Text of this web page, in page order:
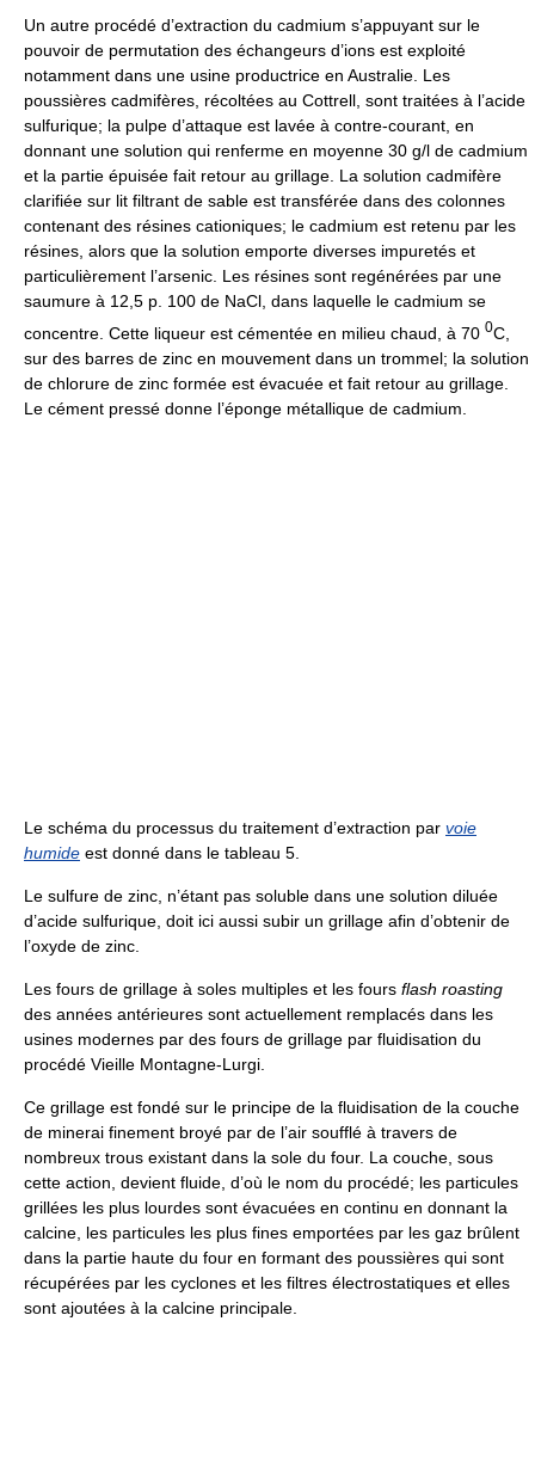
Un autre procédé d’extraction du cadmium s’appuyant sur le
pouvoir de permutation des échangeurs d’ions est exploité
notamment dans une usine productrice en Australie. Les
poussières cadmifères, récoltées au Cottrell, sont traitées à l’acide
sulfurique; la pulpe d’attaque est lavée à contre-courant, en
donnant une solution qui renferme en moyenne 30 g/l de cadmium
et la partie épuisée fait retour au grillage. La solution cadmifère
clarifiée sur lit filtrant de sable est transférée dans des colonnes
contenant des résines cationiques; le cadmium est retenu par les
résines, alors que la solution emporte diverses impuretés et
particulièrement l’arsenic. Les résines sont regénérées par une
saumure à 12,5 p. 100 de NaCl, dans laquelle le cadmium se
concentre. Cette liqueur est cémentée en milieu chaud, à 70 0C,
sur des barres de zinc en mouvement dans un trommel; la solution
de chlorure de zinc formée est évacuée et fait retour au grillage.
Le cément pressé donne l’éponge métallique de cadmium.
Le schéma du processus du traitement d’extraction par voie
humide est donné dans le tableau 5.
Le sulfure de zinc, n’étant pas soluble dans une solution diluée
d’acide sulfurique, doit ici aussi subir un grillage afin d’obtenir de
l’oxyde de zinc.
Les fours de grillage à soles multiples et les fours flash roasting
des années antérieures sont actuellement remplacés dans les
usines modernes par des fours de grillage par fluidisation du
procédé Vieille Montagne-Lurgi.
Ce grillage est fondé sur le principe de la fluidisation de la couche
de minerai finement broyé par de l’air soufflé à travers de
nombreux trous existant dans la sole du four. La couche, sous
cette action, devient fluide, d’où le nom du procédé; les particules
grillées les plus lourdes sont évacuées en continu en donnant la
calcine, les particules les plus fines emportées par les gaz brûlent
dans la partie haute du four en formant des poussières qui sont
récupérées par les cyclones et les filtres électrostatiques et elles
sont ajoutées à la calcine principale.